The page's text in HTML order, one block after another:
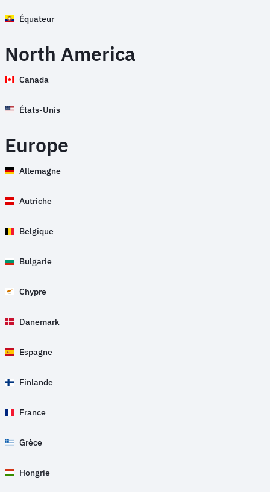
Équateur
North America
Canada
États-Unis
Europe
Allemagne
Autriche
Belgique
Bulgarie
Chypre
Danemark
Espagne
Finlande
France
Grèce
Hongrie